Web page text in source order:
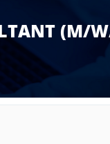
(M/